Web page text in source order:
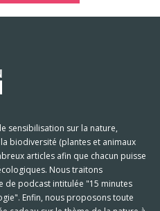
sensibilisation sur la nature,
biodiversité (plantes et animaux
articles afin que chacun puisse
Nous traitons
de podcast intitulée "15 minutes
Enfin, nous proposons toute